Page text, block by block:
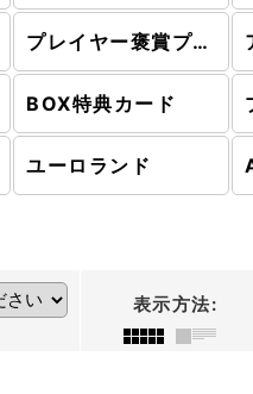
プレイヤー褒賞プログラム
BOX特典カード
ユーロランド
表示方法: